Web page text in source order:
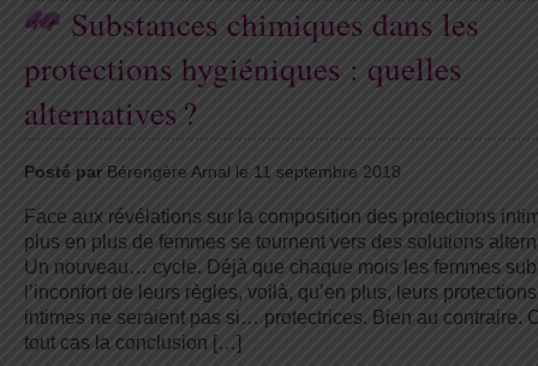
Substances chimiques dans les
protections hygiéniques : quelles
alternatives ?
Posté par Bérengère Arnal le 11 septembre 2018
Face aux révélations sur la composition des protections
plus en plus de femmes se tournent vers des solutions
Un nouveau… cycle. Déjà que chaque mois les femmes
l’inconfort de leurs règles, voilà, qu’en plus, leurs protections
intimes ne seraient pas si… protectrices. Bien au contraire.
tout cas la conclusion […]